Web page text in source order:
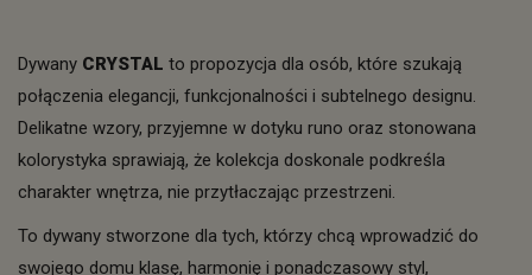
Dywany CRYSTAL to propozycja dla osób, które szukają
połączenia elegancji, funkcjonalności i subtelnego designu.
Delikatne wzory, przyjemne w dotyku runo oraz stonowana
kolorystyka sprawiają, że kolekcja doskonale podkreśla
charakter wnętrza, nie przytłaczając przestrzeni.
To dywany stworzone dla tych, którzy chcą wprowadzić do
swojego domu klasę, harmonię i ponadczasowy styl,